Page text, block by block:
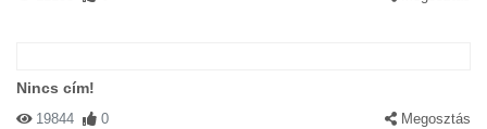
Nincs cím!
19844 0 Megosztás